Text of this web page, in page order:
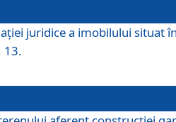
juridice a imobilului situat
13.